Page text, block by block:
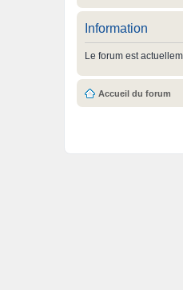
Information
Le forum est
Accueil du forum